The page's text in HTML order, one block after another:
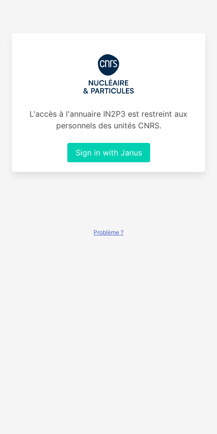
L'accès à l'annuaire IN2P3 est restreint aux
personnels des unités CNRS.
Sign in with Janus
Problème ?